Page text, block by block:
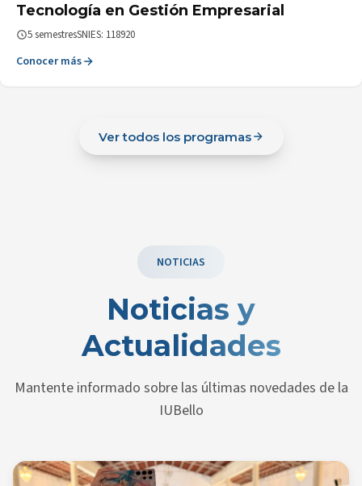
Tecnología en Gestión Empresarial
5 semestresSNIES: 118920
Conocer más
Ver todos los programas
NOTICIAS
Noticias y
Actualidades
Mantente informado sobre las últimas novedades de la
IUBello